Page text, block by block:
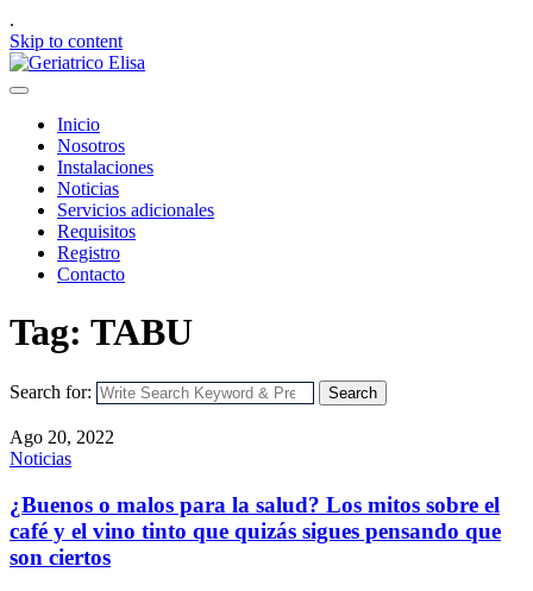
.
Skip to content
Inicio
Nosotros
Instalaciones
Noticias
Servicios adicionales
Requisitos
Registro
Contacto
Tag: TABU
Search for: Search
Ago 20, 2022
Noticias
¿Buenos o malos para la salud? Los mitos sobre el
café y el vino tinto que quizás sigues pensando que
son ciertos